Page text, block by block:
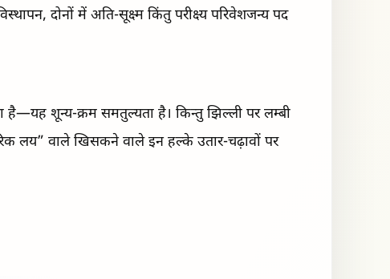
दोनों में अति-सूक्ष्म किंतु परीक्ष्य परिवेशजन्य पद
शून्य-क्रम समतुल्यता है। किन्तु झिल्ली पर लम्बी
लय” वाले खिसकने वाले इन हल्के उतार-चढ़ावों पर